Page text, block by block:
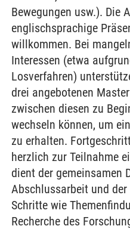
Bewegungen usw.). Die
englischsprachige
willkommen. Bei
Interessen (etwa
Losverfahren)
drei angebotenen
zwischen diesen zu
wechseln können, um
zu erhalten.
herzlich zur Teilnahme
dient der gemeinsamen
Abschlussarbeit und
Schritte wie
Recherche des